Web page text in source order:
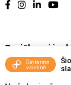
Pasiūlymai ir
Vakcinavimo